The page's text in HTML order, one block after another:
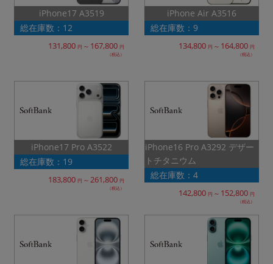
iPhone17 A3519
総在庫数：12
131,800 円 ～ 167,800 円
（税込）
iPhone Air A3516
総在庫数：9
134,800 円 ～ 164,800 円
（税込）
iPhone17 Pro A3522
総在庫数：19
183,800 円 ～ 261,800 円
（税込）
iPhone16 Pro A3292 デザー
トチタニウム
総在庫数：4
142,800 円 ～ 152,800 円
（税込）
ランク
商品状態の絞り込み
「新品」「未使用」「中古」など
~